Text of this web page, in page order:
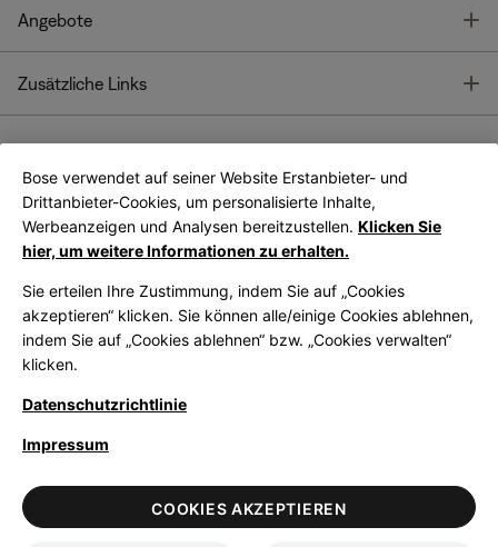
Angebote
Zusätzliche Links
Bose App
Bose Connect
App
LegalDatenschutzrichtlinieZugänglichkeitHinweis zu Cookies
VerkaufsbedingungenNutzungsbedingungen
Bose verwendet auf seiner Website Erstanbieter- und
Drittanbieter-Cookies, um personalisierte Inhalte,
Werbeanzeigen und Analysen bereitzustellen. Klicken Sie
hier, um weitere Informationen zu erhalten.
Sie erteilen Ihre Zustimmung, indem Sie auf „Cookies
akzeptieren“ klicken. Sie können alle/einige Cookies ablehnen,
indem Sie auf „Cookies ablehnen“ bzw. „Cookies verwalten“
klicken.
Datenschutzrichtlinie
Impressum
COOKIES AKZEPTIEREN